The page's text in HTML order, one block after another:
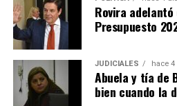
locales y al Ministerio Público
Expropiaciones
– La declaración de utilidad
manera restrictiva declaración
Rovira
Presupuesto
JUDICIALES hace
Abuela y tía de
bien cuando la